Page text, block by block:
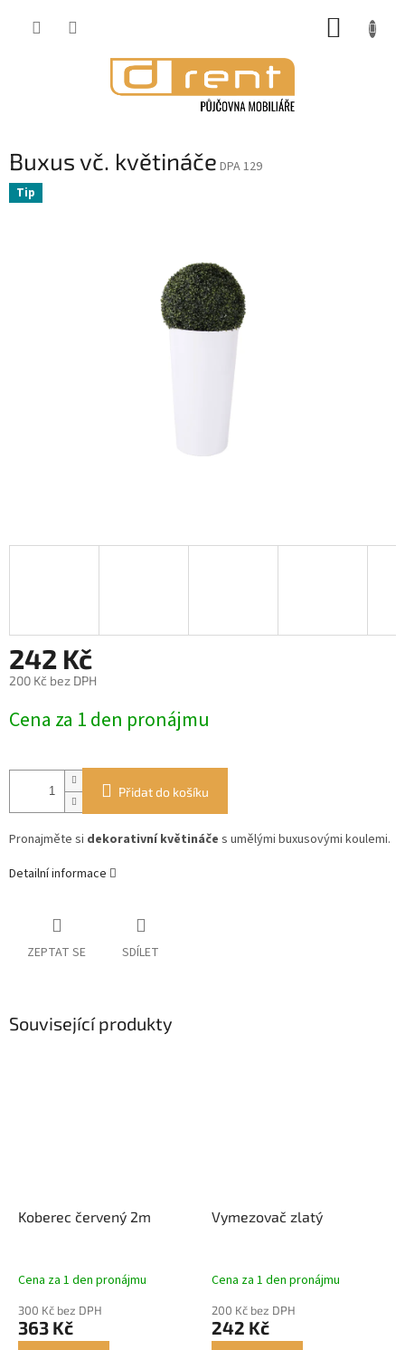
Buxus vč. květináče DPA 129
Tip
242 Kč
200 Kč bez DPH
cena:
Cena za 1 den pronájmu
Přidat do košíku
Pronajměte si dekorativní květináče s umělými buxusovými koulemi.
Detailní informace
ZEPTAT SE SDÍLET
Související produkty
Koberec červený 2m
Cena za 1 den pronájmu
300 Kč bez DPH
363 Kč
Vymezovač zlatý
Cena za 1 den pronájmu
200 Kč bez DPH
242 Kč